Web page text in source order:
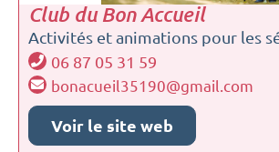
Club du Bon Accueil
Activités et animations pour les
06 87 05 31 59
bonacueil35190@gmail.com
Voir le site web